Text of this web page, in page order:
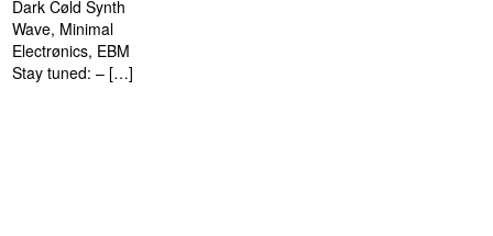
Dark Cøld Synth
Wave, Minimal
Electrønics, EBM
Stay tuned: – […]